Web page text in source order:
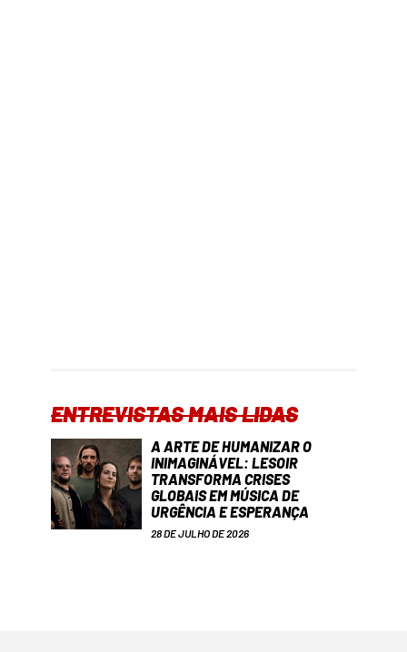
ENTREVISTAS MAIS LIDAS
A ARTE DE HUMANIZAR O
INIMAGINÁVEL: LESOIR
TRANSFORMA CRISES
GLOBAIS EM MÚSICA DE
URGÊNCIA E ESPERANÇA
28 DE JULHO DE 2026